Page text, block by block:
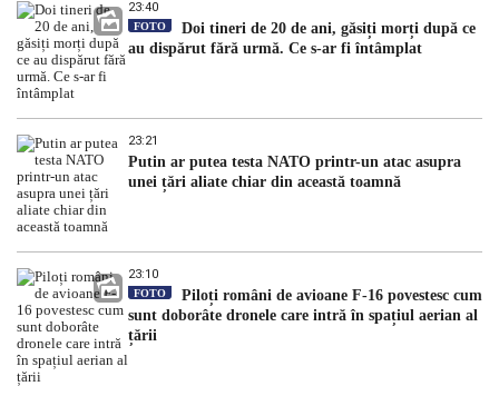
23:40
FOTO
Doi tineri de 20 de ani, găsiți morți după ce
au dispărut fără urmă. Ce s-ar fi întâmplat
23:21
Putin ar putea testa NATO printr-un atac asupra
unei țări aliate chiar din această toamnă
23:10
FOTO
Piloți români de avioane F-16 povestesc cum
sunt doborâte dronele care intră în spațiul aerian al
țării